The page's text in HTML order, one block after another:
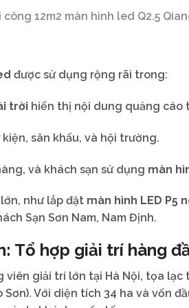
công 12m2 màn hình led Q2.5
được sử dụng rộng rãi trong:
trời hiển thị nội dung quảng cáo
kiện, sân khấu, và hội trường.
và khách sạn sử dụng màn
như lắp đặt màn hình LED P5
Sạn Sơn Nam, Nam Định.
Tổ hợp giải trí hàng
viên giải trí lớn tại Hà Nội, tọa lạc
Với diện tích 34 ha và vốn